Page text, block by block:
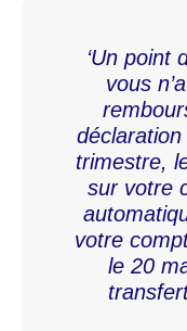
‘Un point
vous
trimestre,
sur votre
votre
le 20